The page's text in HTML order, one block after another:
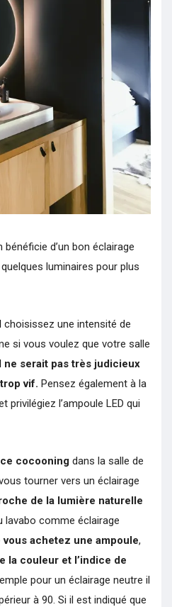
d’un bon éclairage
luminaires pour plus
choisissez une intensité de
si vous voulez que votre salle
ne serait pas très judicieux
vif. Pensez également à la
l’ampoule LED qui
cocooning dans la salle de
tourner vers un éclairage
de la lumière naturelle
lavabo comme éclairage
vous achetez une ampoule,
la couleur et l’indice de
pour un éclairage neutre il
à 90. Si il est indiqué que